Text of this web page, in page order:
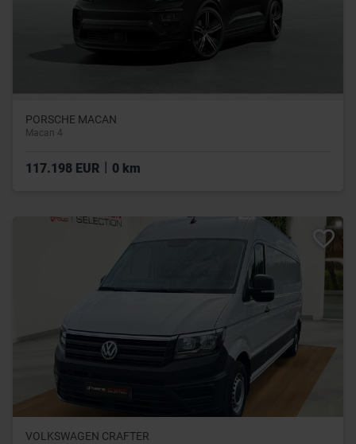
PORSCHE MACAN
Macan 4
117.198 EUR 0 km
VOLKSWAGEN CRAFTER